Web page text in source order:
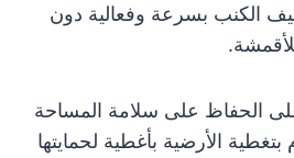
الكنب بسرعة وفعالية دون
الحفاظ على سلامة المساحة
الأرضية بأغطية لحمايتها